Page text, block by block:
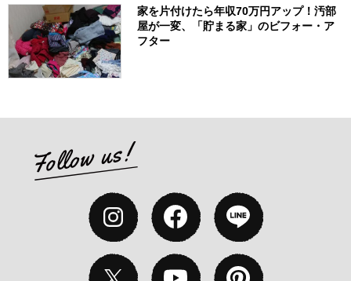
家を片付けたら年収70万円アップ！汚部
屋が一変、「貯まる家」のビフォー・ア
フター